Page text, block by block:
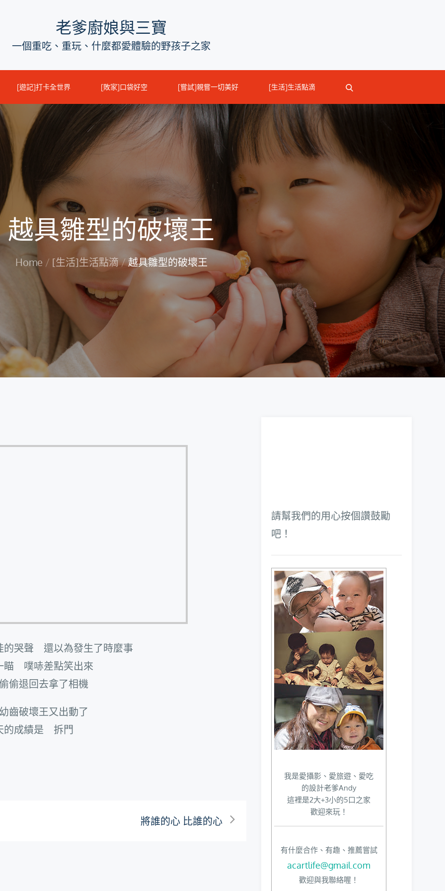
老爹廚娘與三寶
一個重吃、重玩、什麼都愛體驗的野孩子之家
[遊記]打卡全世界 [敗家]口袋好空 [嘗試]親嘗一切美好 [生活]生活點滴
越具雛型的破壞王
Home [生活]生活點滴 越具雛型的破壞王
的哭聲 還以為發生了時麼事
瞄 噗哧差點笑出來
偷退回去拿了相機
齒破壞王又出動了
的成績是 拆門
將誰的心 比誰的心
請幫我們的用心按個讚鼓勵
吧！
我是愛攝影、愛旅遊、愛吃
的設計老爹Andy
這裡是2大+3小的5口之家
歡迎來玩！
有什麼合作、有趣、推薦嘗試
acartlife@gmail.com
歡迎與我聯絡喔！